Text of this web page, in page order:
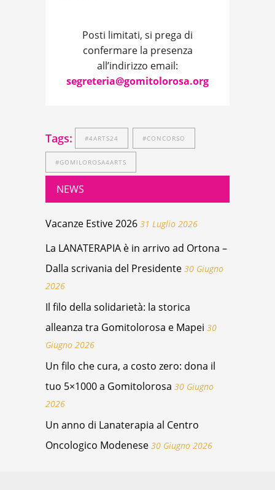
Posti limitati, si prega di
confermare la presenza
all’indirizzo email:
segreteria@gomitolorosa.org
Tags: #4ARTS24 #CONCORSO
#GOMILOROSA4ARTS
NEWS
Vacanze Estive 2026 31 Luglio 2026
La LANATERAPIA è in arrivo ad Ortona –
Dalla scrivania del Presidente 30 Giugno
2026
Il filo della solidarietà: la storica
alleanza tra Gomitolorosa e Mapei 30
Giugno 2026
Un filo che cura, a costo zero: dona il
tuo 5×1000 a Gomitolorosa 30 Giugno
2026
Un anno di Lanaterapia al Centro
Oncologico Modenese 30 Giugno 2026